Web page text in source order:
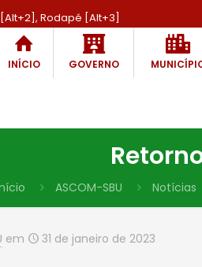
Rodapé [Alt+3]
INÍCIO GOVERNO
ASCOM-SBU Notícias
em 31 de janeiro de 2023